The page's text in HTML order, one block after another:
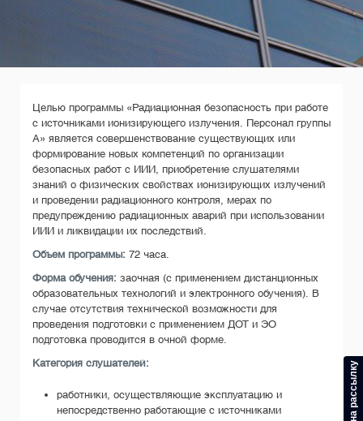
Целью программы «Радиационная безопасность при работе
с источниками ионизирующего излучения. Персонал группы
А» является совершенствование существующих или
формирование новых компетенций по организации
безопасных работ с ИИИ, приобретение слушателями
знаний о физических свойствах ионизирующих излучений
и проведении радиационного контроля, мерах по
предупреждению радиационных аварий при использовании
ИИИ и ликвидации их последствий.
Объем программы: 72 часа.
Форма обучения: заочная (с применением дистанционных
образовательных технологий и электронного обучения). В
случае отсутствия технической возможности для
проведения подготовки с применением ДОТ и ЭО
подготовка проводится в очной форме.
Категория слушателей:
работники, осуществляющие эксплуатацию и
непосредственно работающие с источниками